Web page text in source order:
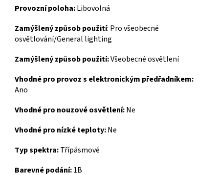
Provozní poloha:Libovolná
Zamýšlený způsob použití: Pro všeobecné
osvětlování/General lighting
Zamýšlený způsob použití:Všeobecné osvětlení
Vhodné pro provoz s elektronickým předřadníkem:
Ano
Vhodné pro nouzové osvětlení:Ne
Vhodné pro nízké teploty:Ne
Typ spektra:Třípásmové
Barevné podání:1B